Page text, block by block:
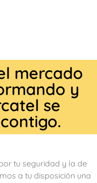
mercado
y
se
tu seguridad y la de
a tu disposición una